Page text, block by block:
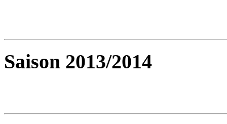
Saison 2013/2014